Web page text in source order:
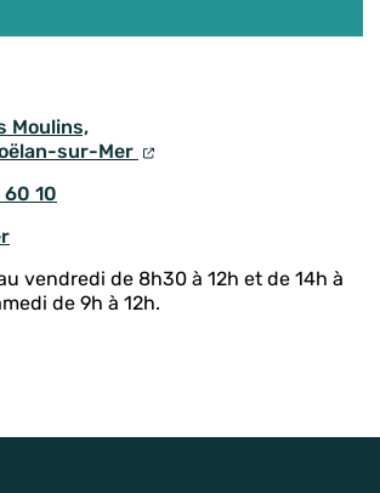
Moulins,
sur-Mer
10
vendredi de 8h30 à 12h et de 14h à
de 9h à 12h.